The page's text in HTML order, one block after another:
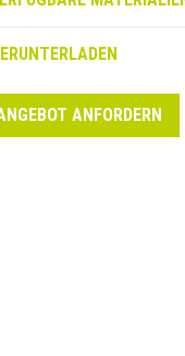
ANFORDERN